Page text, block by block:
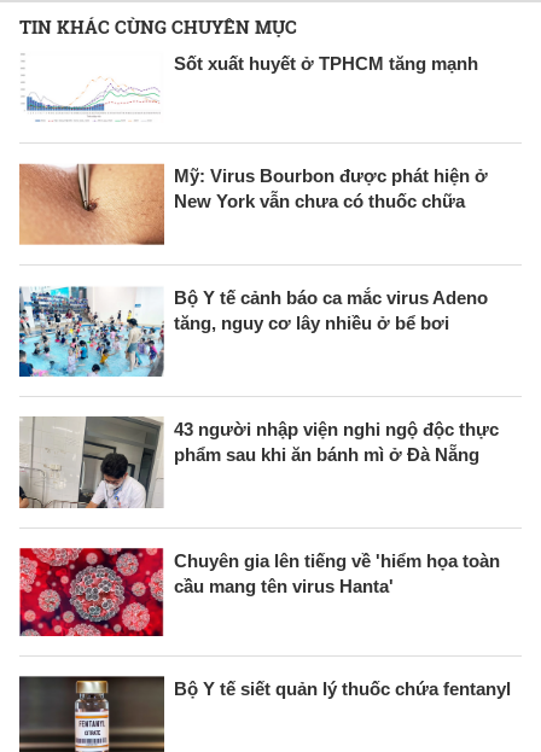
TIN KHÁC CÙNG CHUYÊN MỤC
Sốt xuất huyết ở TPHCM tăng mạnh
Mỹ: Virus Bourbon được phát hiện ở
New York vẫn chưa có thuốc chữa
Bộ Y tế cảnh báo ca mắc virus Adeno
tăng, nguy cơ lây nhiều ở bể bơi
43 người nhập viện nghi ngộ độc thực
phẩm sau khi ăn bánh mì ở Đà Nẵng
Chuyên gia lên tiếng về 'hiểm họa toàn
cầu mang tên virus Hanta'
Bộ Y tế siết quản lý thuốc chứa fentanyl